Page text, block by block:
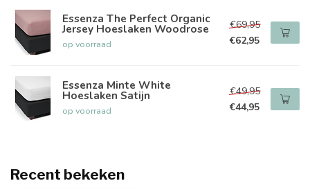
Essenza The Perfect Organic
Jersey Hoeslaken Woodrose
op voorraad
€69,95
€62,95
Essenza Minte White
Hoeslaken Satijn
op voorraad
€49,95
€44,95
Recent bekeken